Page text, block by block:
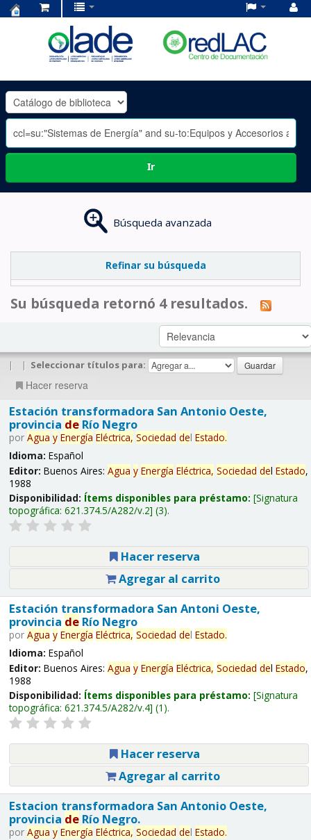
OLADE
-
Ir
Búsqueda avanzada
Refinar su búsqueda
Su búsqueda retornó 4 resultados.
| | Seleccionar títulos para:
Hacer reserva
Estación transformadora San Antonio Oeste,
provincia deRío Negro
por Agua y Energía Eléctrica, Sociedad del Estado.
Idioma: Español
Editor: Buenos Aires: Agua y Energía Eléctrica, Sociedad del Estado,
1988
Disponibilidad: Ítems disponibles para préstamo: Signatura
topográfica: 621.374.5/A282/v.2 (3).
Hacer reserva
Agregar al carrito
Estación transformadora San Antoni Oeste,
provincia deRío Negro
por Agua y Energía Eléctrica, Sociedad del Estado.
Idioma: Español
Editor: Buenos Aires: Agua y Energía Eléctrica, Sociedad del Estado,
1988
Disponibilidad: Ítems disponibles para préstamo: Signatura
topográfica: 621.374.5/A282/v.4 (1).
Hacer reserva
Agregar al carrito
Estacion transformadora San Antonio Oeste,
provincia deRío Negro.
por Agua y Energía Eléctrica, Sociedad del Estado.